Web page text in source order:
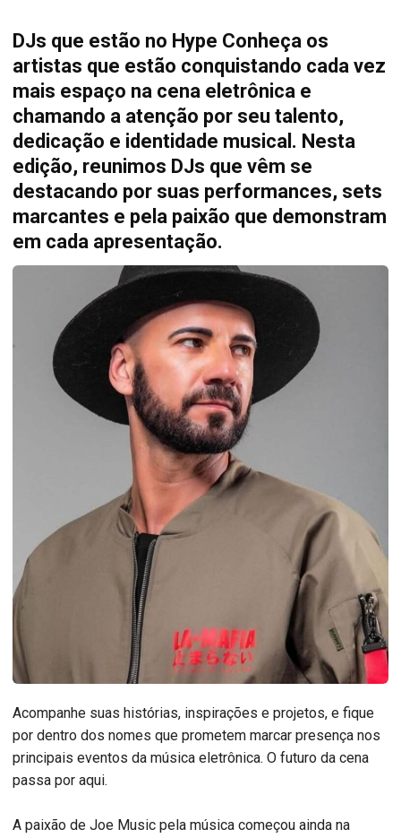
DJs que estão no Hype Conheça os
artistas que estão conquistando cada vez
mais espaço na cena eletrônica e
chamando a atenção por seu talento,
dedicação e identidade musical. Nesta
edição, reunimos DJs que vêm se
destacando por suas performances, sets
marcantes e pela paixão que demonstram
em cada apresentação.
Acompanhe suas histórias, inspirações e projetos, e fique
por dentro dos nomes que prometem marcar presença nos
principais eventos da música eletrônica. O futuro da cena
passa por aqui.
A paixão de Joe Music pela música começou ainda na